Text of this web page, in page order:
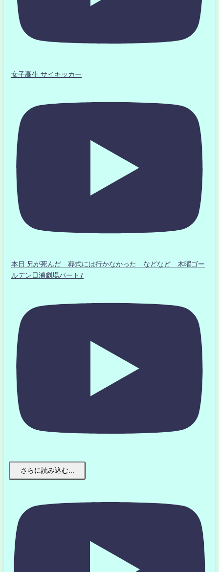
女子高生 サイキッカー
本日 兄が死んだ 葬式には行かなかった などなど 木曜ゴー
ルデン日浦劇場パート7
さらに読み込む...